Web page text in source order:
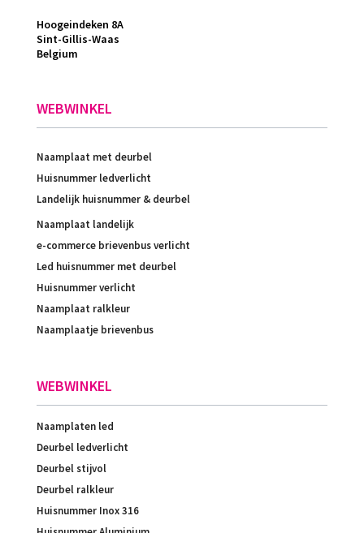
Hoogeindeken 8A
Sint-Gillis-Waas
Belgium
WEBWINKEL
Naamplaat met deurbel
Huisnummer ledverlicht
Landelijk huisnummer & deurbel
Naamplaat landelijk
e-commerce brievenbus verlicht
Led huisnummer met deurbel
Huisnummer verlicht
Naamplaat ralkleur
Naamplaatje brievenbus
WEBWINKEL
Naamplaten led
Deurbel ledverlicht
Deurbel stijvol
Deurbel ralkleur
Huisnummer Inox 316